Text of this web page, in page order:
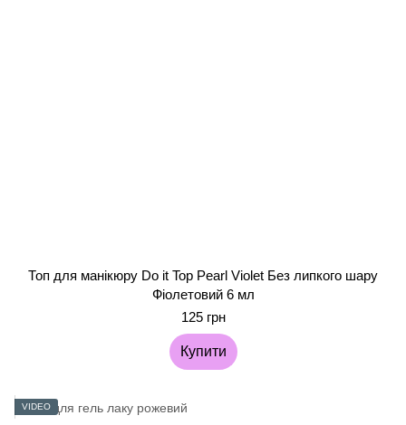
Топ для манікюру Do it Top Pearl Violet Без липкого шару
Фіолетовий 6 мл
125 грн
Купити
VIDEO